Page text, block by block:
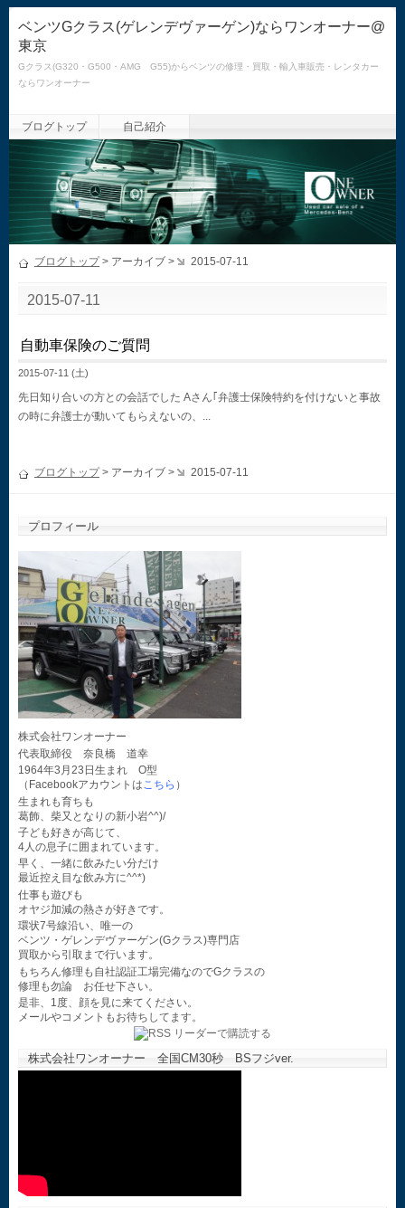
ベンツGクラス(ゲレンデヴァーゲン)ならワンオーナー@
東京
Gクラス(G320・G500・AMG G55)からベンツの修理・買取・輸入車販売・レンタカー
ならワンオーナー
ブログトップ 自己紹介
ブログトップ> アーカイブ > 2015-07-11
2015-07-11
自動車保険のご質問
2015-07-11 (土)
先日知り合いの方との会話でした Aさん｢弁護士保険特約を付けないと事故
の時に弁護士が動いてもらえないの、...
ブログトップ> アーカイブ > 2015-07-11
プロフィール
株式会社ワンオーナー
代表取締役 奈良橋 道幸
1964年3月23日生まれ O型
（Facebookアカウントはこちら ）
生まれも育ちも
葛飾、柴又となりの新小岩^^)/
子ども好きが高じて、
4人の息子に囲まれています。
早く、一緒に飲みたい分だけ
最近控え目な飲み方に^^*)
仕事も遊びも
オヤジ加減の熱さが好きです。
環状7号線沿い、唯一の
ベンツ・ゲレンデヴァーゲン(Gクラス)専門店
買取から引取まで行います。
もちろん修理も自社認証工場完備なのでGクラスの
修理も勿論 お任せ下さい。
是非、1度、顔を見に来てください。
メールやコメントもお待ちしてます。
株式会社ワンオーナー 全国CM30秒 BSフジver.